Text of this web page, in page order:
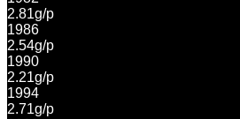
2.81g/p
1986
2.54g/p
1990
2.21g/p
1994
2.71g/p